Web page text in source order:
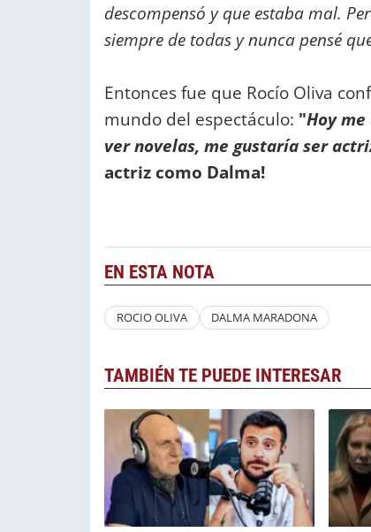
descompensó y que estaba mal.
siempre de todas y nunca pensé
Entonces fue que Rocío Oliva
mundo del espectáculo: "Hoy
ver novelas, me gustaría ser
actriz como Dalma!
EN ESTA NOTA
ROCIO OLIVA DALMA MARADONA
TAMBIÉN TE PUEDE INTERESAR